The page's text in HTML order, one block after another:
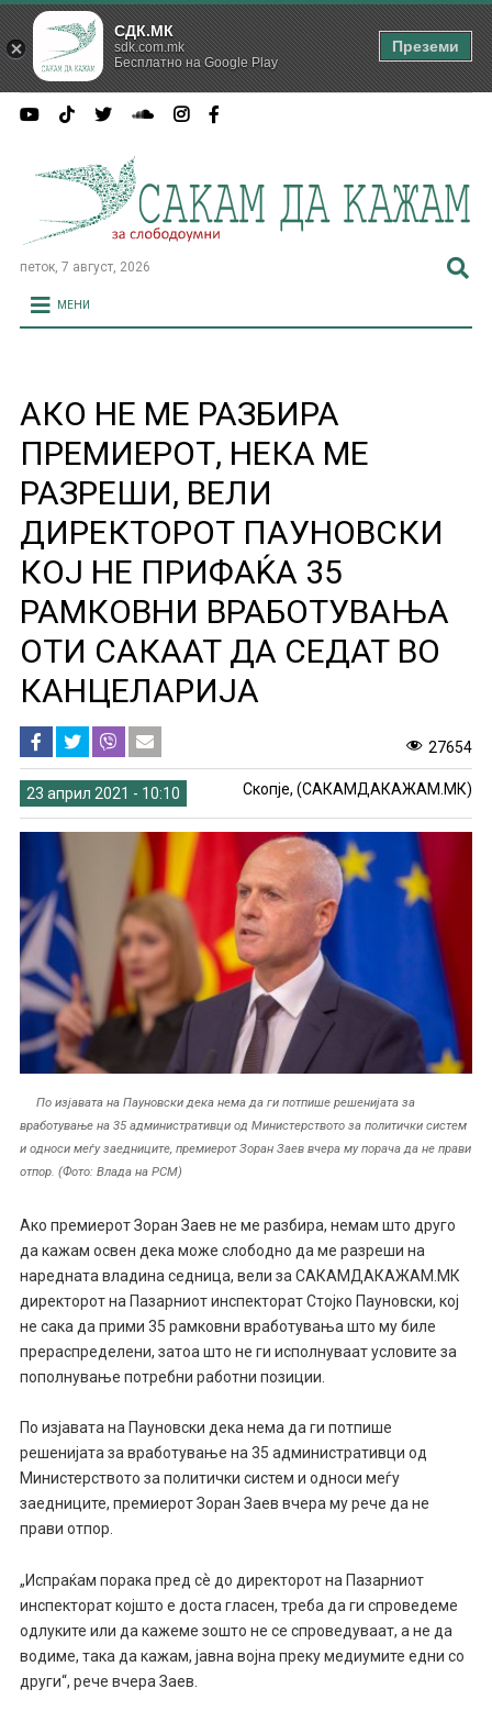
петок, 7 август, 2026
МЕНИ
АКО НЕ МЕ РАЗБИРА
ПРЕМИЕРОТ, НЕКА МЕ
РАЗРЕШИ, ВЕЛИ
ДИРЕКТОРОТ ПАУНОВСКИ
КОЈ НЕ ПРИФАЌА 35
РАМКОВНИ ВРАБОТУВАЊА
ОТИ САКААТ ДА СЕДАТ ВО
КАНЦЕЛАРИЈА
27654
23 април 2021 - 10:10 Скопје, (САКАМДАКАЖАМ.МК)
По изјавата на Пауновски дека нема да ги потпише решенијата за
вработување на 35 административци од Министерството за политички систем
и односи меѓу заедниците, премиерот Зоран Заев вчера му порача да не прави
отпор. (Фото: Влада на РСМ)
Ако премиерот Зоран Заев не ме разбира, немам што друго
да кажам освен дека може слободно да ме разреши на
наредната владина седница, вели за САКАМДАКАЖАМ.МК
директорот на Пазарниот инспекторат Стојко Пауновски, кој
не сака да прими 35 рамковни вработувања што му биле
прераспределени, затоа што не ги исполнуваат условите за
пополнување потребни работни позиции.
По изјавата на Пауновски дека нема да ги потпише
решенијата за вработување на 35 административци од
Министерството за политички систем и односи меѓу
заедниците, премиерот Зоран Заев вчера му рече да не
прави отпор.
„Испраќам порака пред сѐ до директорот на Пазарниот
инспекторат којшто е доста гласен, треба да ги спроведеме
одлуките или да кажеме зошто не се спроведуваат, а не да
водиме, така да кажам, јавна војна преку медиумите едни со
други“, рече вчера Заев.
СДК.МК
sdk.com.mk
Бесплатно на Google Play
Преземи